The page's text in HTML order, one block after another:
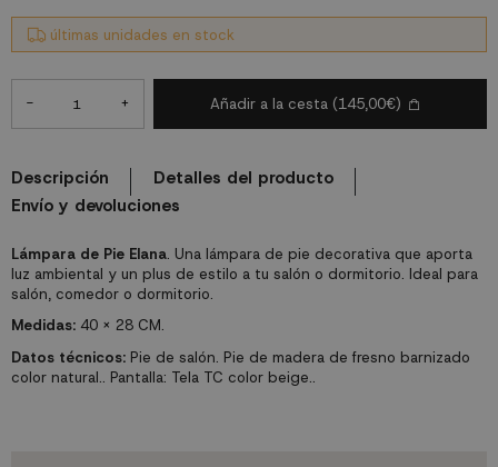
Lámpara de Pie Elana. Una lámpara de pie decorativa que aporta
luz ambiental y un plus de estilo a tu salón o dormitorio. Ideal para
salón, comedor o dormitorio.
Medidas:40 X 28 CM.
Datos técnicos:Pie de salón. Pie de madera de fresno barnizado
color natural.. Pantalla: Tela TC color beige..
últimas unidades en stock
- + Añadir a la cesta (145,00€)
Descripción
Detalles del producto
Envío y devoluciones